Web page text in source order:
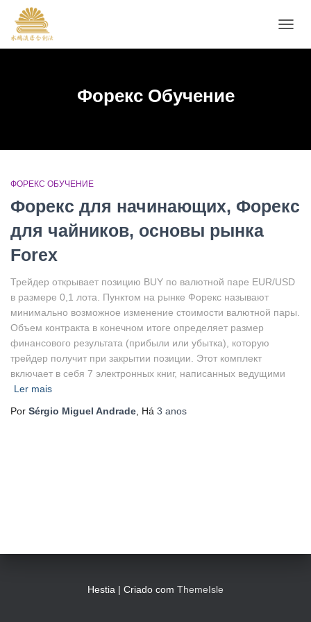
A
Форекс Обучение
ФОРЕКС ОБУЧЕНИЕ
Форекс для начинающих, Форекс
для чайников, основы рынка
Forex
Трейдер открывает позицию BUY по валютной паре EUR/USD
в размере 0,1 лота. Пунктом на рынке Форекс называют
минимально возможное изменение стоимости валютной пары.
Объем контракта в конечном итоге определяет размер
финансового результата (прибыли или убытка), которую
трейдер получит при закрытии позиции. Этот комплект
включает в себя 7 электронных книг, написанных ведущими
Ler mais
Por Sérgio Miguel Andrade , Há 3 anos
Hestia | Criado com ThemeIsle